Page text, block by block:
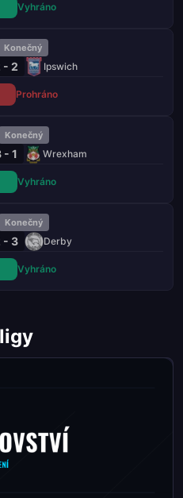
Vyhráno
Konečný
- 2 Ipswich
Prohráno
Konečný
- 1 Wrexham
Vyhráno
Konečný
- 3 Derby
Vyhráno